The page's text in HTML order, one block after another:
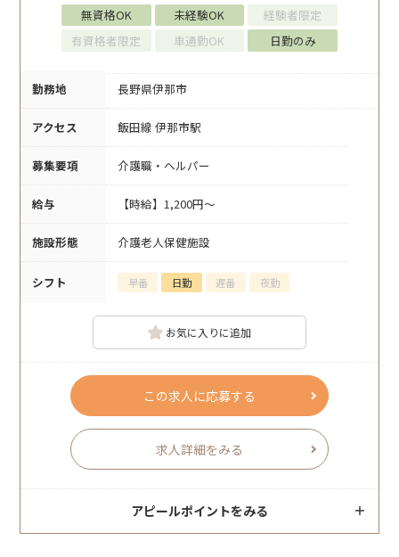
無資格OK 未経験OK
経験者限定
有資格者限定
車通勤OK 日勤のみ
勤務地 長野県伊那市
アクセス 飯田線 伊那市駅
募集要項 介護職・ヘルパー
給与 【時給】1,200円～
施設形態 介護老人保健施設
シフト 早番 日勤 遅番 夜勤
お気に入りに追加
この求人に応募する
求人詳細をみる
アピールポイントをみる